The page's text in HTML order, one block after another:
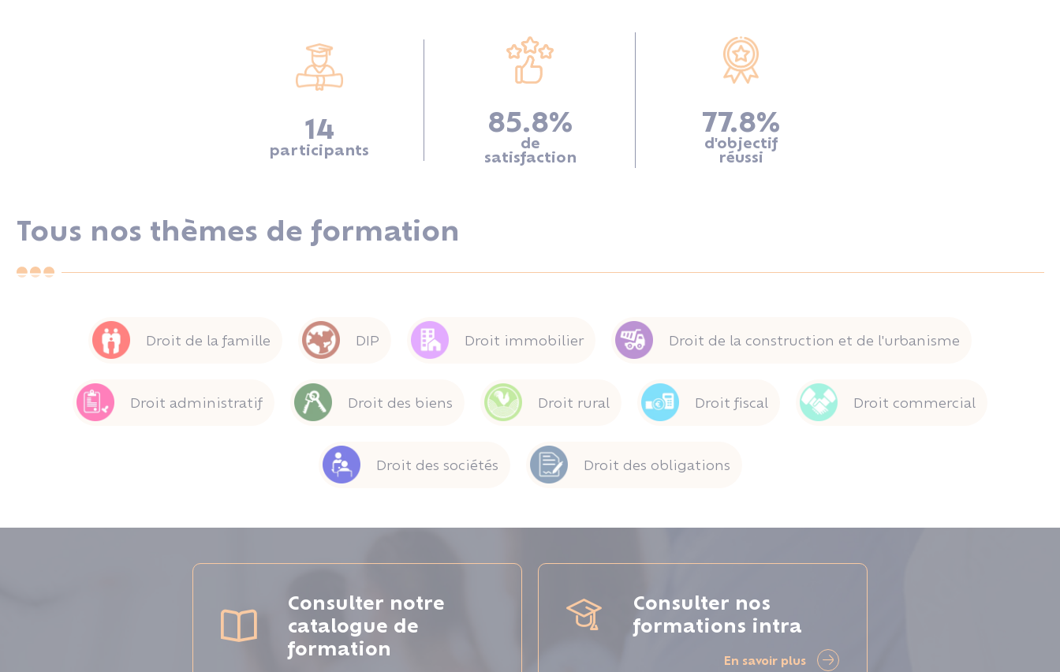
14
participants
85.8%
de
satisfaction
77.8%
d'objectif
réussi
Tous nos thèmes de formation
Droit de la famille DIP Droit immobilier Droit de la construction et de l'urbanisme
Droit administratif Droit des biens Droit rural Droit fiscal Droit commercial
Droit des sociétés Droit des obligations
Consulter notre
catalogue de
formation
Consulter nos
formations intra
En savoir plus